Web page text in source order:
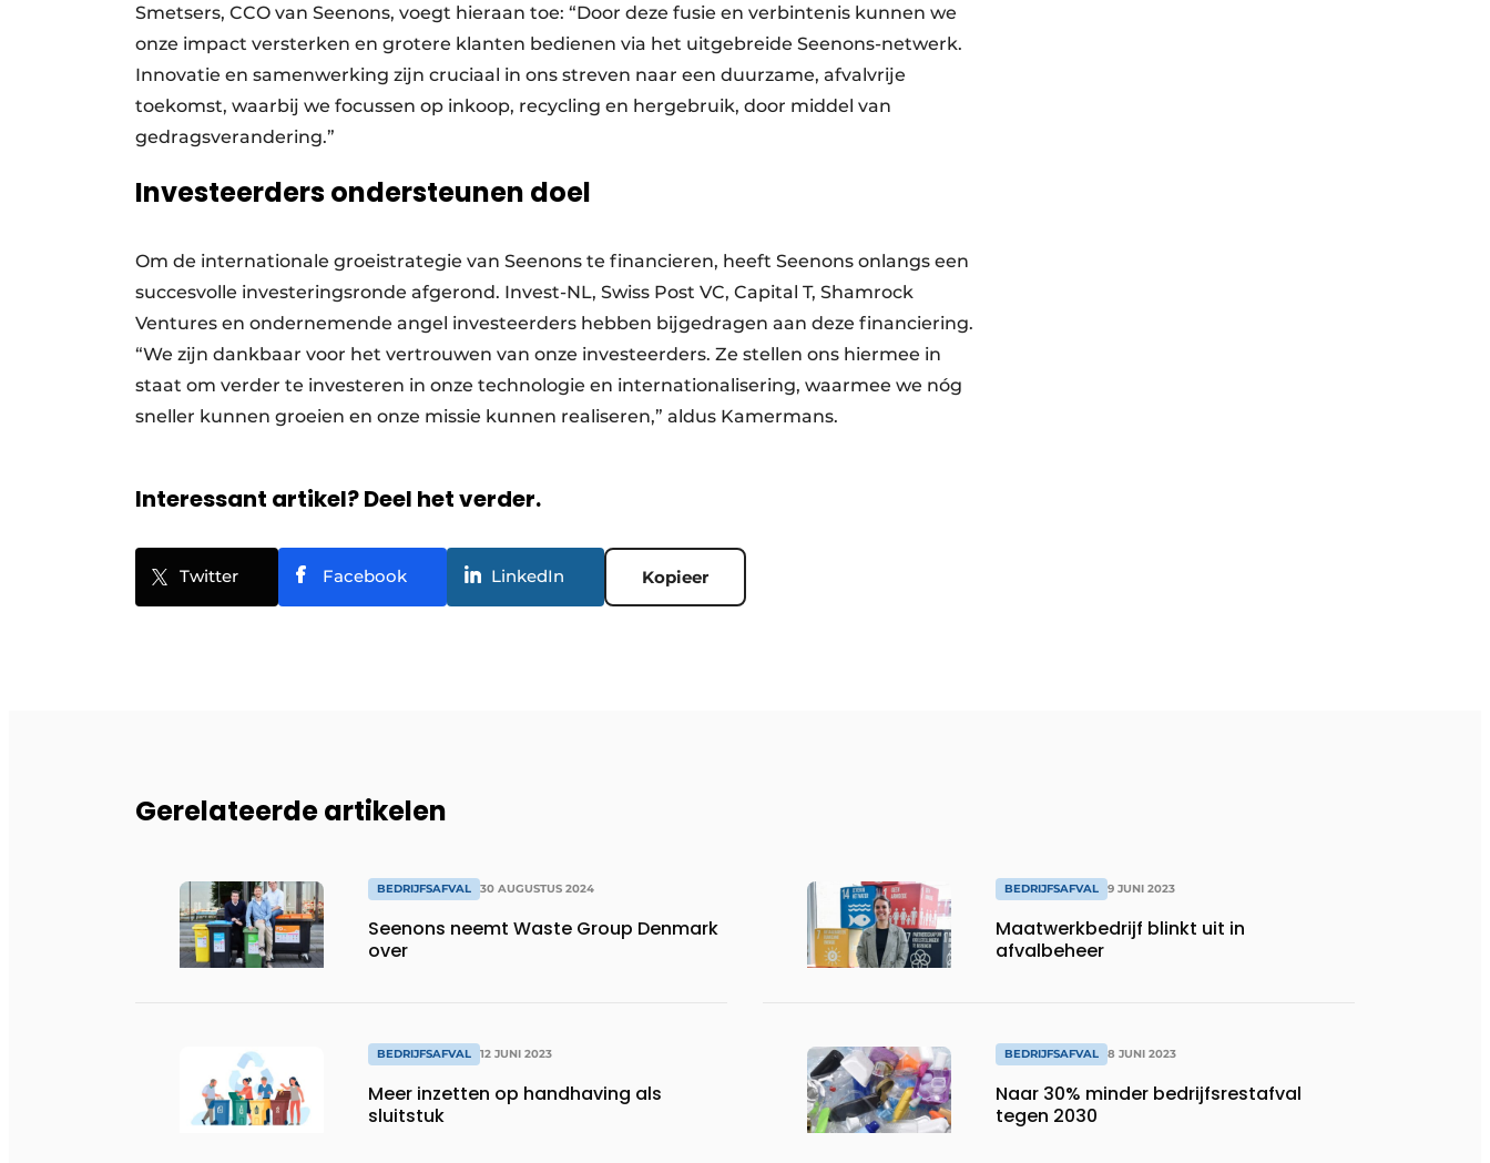
Smetsers, CCO van Seenons, voegt hieraan toe: “Door deze fusie en verbintenis kunnen we
onze impact versterken en grotere klanten bedienen via het uitgebreide Seenons-netwerk.
Innovatie en samenwerking zijn cruciaal in ons streven naar een duurzame, afvalvrije
toekomst, waarbij we focussen op inkoop, recycling en hergebruik, door middel van
gedragsverandering.”
Investeerders ondersteunen doel
Om de internationale groeistrategie van Seenons te financieren, heeft Seenons onlangs een
succesvolle investeringsronde afgerond. Invest-NL, Swiss Post VC, Capital T, Shamrock
Ventures en ondernemende angel investeerders hebben bijgedragen aan deze financiering.
“We zijn dankbaar voor het vertrouwen van onze investeerders. Ze stellen ons hiermee in
staat om verder te investeren in onze technologie en internationalisering, waarmee we nóg
sneller kunnen groeien en onze missie kunnen realiseren,” aldus Kamermans.
Interessant artikel? Deel het verder.
Twitter Facebook LinkedIn Kopieer
Gerelateerde artikelen
BEDRIJFSAFVAL 30 AUGUSTUS 2024
Seenons neemt Waste Group Denmark
over
BEDRIJFSAFVAL 12 JUNI 2023
Meer inzetten op handhaving als
sluitstuk
BEDRIJFSAFVAL 9 JUNI 2023
Maatwerkbedrijf blinkt uit in
afvalbeheer
BEDRIJFSAFVAL 8 JUNI 2023
Naar 30% minder bedrijfsrestafval
tegen 2030